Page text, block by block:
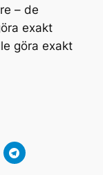
– de
exakt
göra exakt